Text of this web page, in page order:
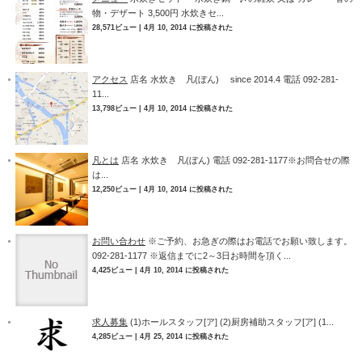
物・デザート 3,500円 水炊きセ...
28,571ビュー 4月 10, 2014 に投稿された
アクセス 店名 水炊き 凡(ぼん) since 2014.4 電話 092-281-
11...
13,798ビュー 4月 10, 2014 に投稿された
凡とは 店名 水炊き 凡(ぼん) 電話 092-281-1177※お問合せの際
は...
12,250ビュー 4月 10, 2014 に投稿された
お問い合わせ ※ご予約、お急ぎの際はお電話でお願い致します。
092-281-1177 ※返信までに2～3日お時間を頂く...
4,425ビュー 4月 10, 2014 に投稿された
求人募集 (1)ホールスタッフ[ア] (2)厨房補助スタッフ[ア] (1...
4,285ビュー 4月 25, 2014 に投稿された